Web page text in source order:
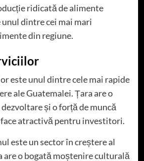
ridicată de alimente
unul dintre cei mai mari
din regiune.
este unul dintre cele mai rapide
ale Guatemalei. Țara are o
și o forță de muncă
face atractivă pentru investitori.
este un sector în creștere al
are o bogată moștenire culturală